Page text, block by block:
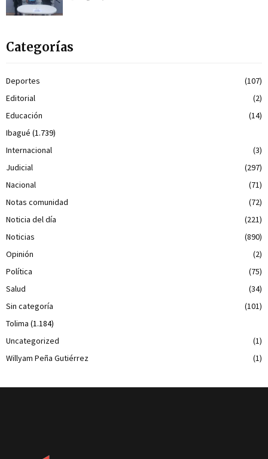
Categorías
Deportes
(107)
Editorial
(2)
Educación
(14)
Ibagué (1.739)
Internacional
(3)
Judicial
(297)
Nacional
(71)
Notas comunidad
(72)
Noticia del día
(221)
Noticias
(890)
Opinión
(2)
Política
(75)
Salud
(34)
Sin categoría
(101)
Tolima (1.184)
Uncategorized
(1)
Willyam Peña Gutiérrez
(1)